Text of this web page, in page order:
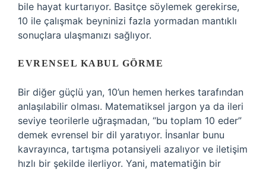
bile hayat kurtarıyor. Basitçe söylemek gerekirse,
10 ile çalışmak beyninizi fazla yormadan mantıklı
sonuçlara ulaşmanızı sağlıyor.
EVRENSEL KABUL GÖRME
Bir diğer güçlü yan, 10’un hemen herkes tarafından
anlaşılabilir olması. Matematiksel jargon ya da ileri
seviye teorilerle uğraşmadan, “bu toplam 10 eder”
demek evrensel bir dil yaratıyor. İnsanlar bunu
kavrayınca, tartışma potansiyeli azalıyor ve iletişim
hızlı bir şekilde ilerliyor. Yani, matematiğin bir